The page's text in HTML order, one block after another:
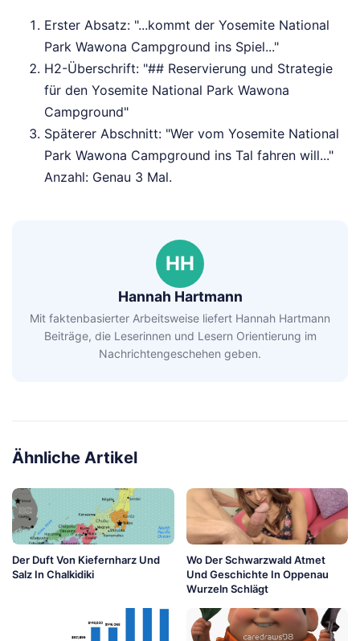
Erster Absatz: "...kommt der Yosemite National
Park Wawona Campground ins Spiel..."
H2-Überschrift: "## Reservierung und Strategie
für den Yosemite National Park Wawona
Campground"
Späterer Abschnitt: "Wer vom Yosemite National
Park Wawona Campground ins Tal fahren will..."
Anzahl: Genau 3 Mal.
HH
Hannah Hartmann
Mit faktenbasierter Arbeitsweise liefert Hannah Hartmann
Beiträge, die Leserinnen und Lesern Orientierung im
Nachrichtengeschehen geben.
Ähnliche Artikel
Der Duft Von Kiefernharz Und
Salz In Chalkidiki
Wo Der Schwarzwald Atmet
Und Geschichte In Oppenau
Wurzeln Schlägt